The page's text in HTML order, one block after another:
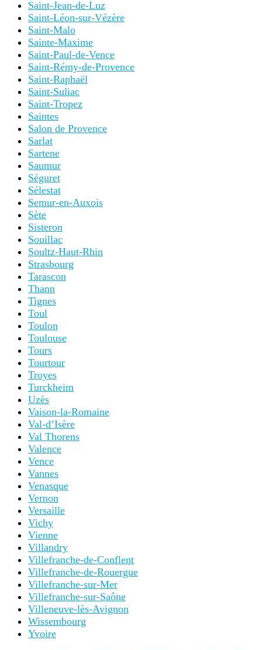
Saint-Jean-de-Luz
Saint-Léon-sur-Vézère
Saint-Malo
Sainte-Maxime
Saint-Paul-de-Vence
Saint-Rémy-de-Provence
Saint-Raphaël
Saint-Suliac
Saint-Tropez
Saintes
Salon de Provence
Sarlat
Sartene
Saumur
Séguret
Sélestat
Semur-en-Auxois
Sète
Sisteron
Souillac
Soultz-Haut-Rhin
Strasbourg
Tarascon
Thann
Tignes
Toul
Toulon
Toulouse
Tours
Tourtour
Troyes
Turckheim
Uzès
Vaison-la-Romaine
Val-d’Isère
Val Thorens
Valence
Vence
Vannes
Venasque
Vernon
Versaille
Vichy
Vienne
Villandry
Villefranche-de-Conflent
Villefranche-de-Rouergue
Villefranche-sur-Mer
Villefranche-sur-Saône
Villeneuve-lès-Avignon
Wissembourg
Yvoire